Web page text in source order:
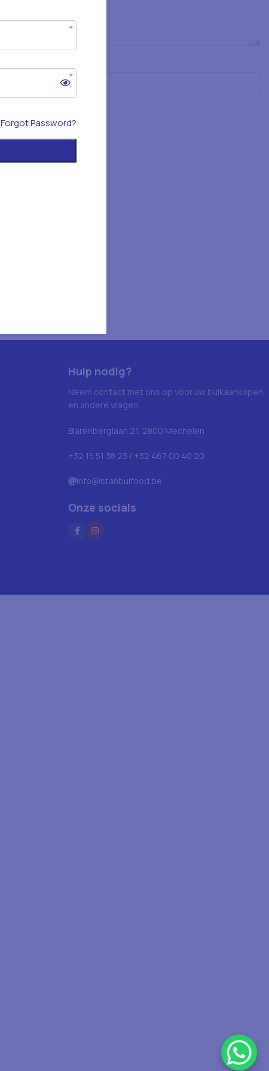
Hulp nodig?
Neem contact met ons op voor uw bulkaankopen
en andere vragen.
Blarenberglaan 21, 2800 Mechelen
+32 15 51 38 23 / +32 467 00 40 20
info@istanbulfood.be
Onze socials
Forgot Password?